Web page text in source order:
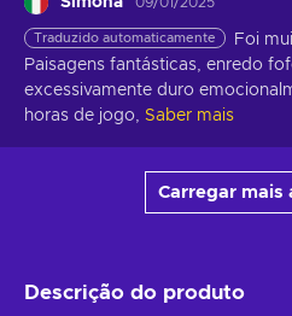
Traduzido automaticamente
Foi
Paisagens fantásticas, enredo
excessivamente duro
horas de jogo,
Saber mais
Carregar mais
Descrição do produto